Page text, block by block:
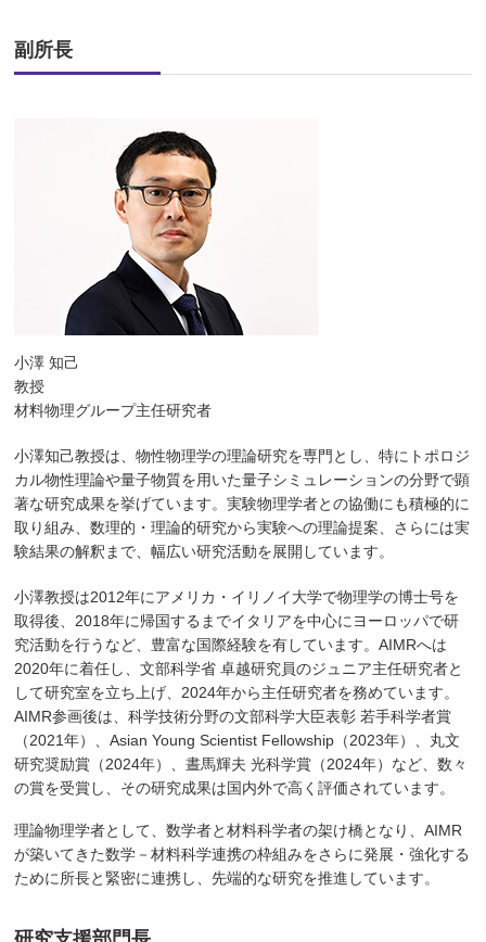
副所長
小澤 知己
教授
材料物理グループ主任研究者
小澤知己教授は、物性物理学の理論研究を専門とし、特にトポロジ
カル物性理論や量子物質を用いた量子シミュレーションの分野で顕
著な研究成果を挙げています。実験物理学者との協働にも積極的に
取り組み、数理的・理論的研究から実験への理論提案、さらには実
験結果の解釈まで、幅広い研究活動を展開しています。
小澤教授は2012年にアメリカ・イリノイ大学で物理学の博士号を
取得後、2018年に帰国するまでイタリアを中心にヨーロッパで研
究活動を行うなど、豊富な国際経験を有しています。AIMRへは
2020年に着任し、文部科学省 卓越研究員のジュニア主任研究者と
して研究室を立ち上げ、2024年から主任研究者を務めています。
AIMR参画後は、科学技術分野の文部科学大臣表彰 若手科学者賞
（2021年）、Asian Young Scientist Fellowship（2023年）、丸文
研究奨励賞（2024年）、晝馬輝夫 光科学賞（2024年）など、数々
の賞を受賞し、その研究成果は国内外で高く評価されています。
理論物理学者として、数学者と材料科学者の架け橋となり、AIMR
が築いてきた数学－材料科学連携の枠組みをさらに発展・強化する
ために所長と緊密に連携し、先端的な研究を推進しています。